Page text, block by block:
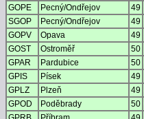
GOPE
Pecný/Ondřejov 49
SGOP
Pecný/Ondřejov 49
GOPV
Opava 49
GOST
Ostroměř 50
GPAR
Pardubice 50
GPIS
Písek 49
GPLZ
Plzeň 49
GPOD
Poděbrady 50